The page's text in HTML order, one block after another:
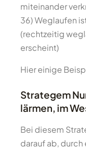
miteinander
36) Weglaufen
(rechtzeitig
erscheint)
Hier einige
Strategem
lärmen, im
Bei diesem
darauf ab,